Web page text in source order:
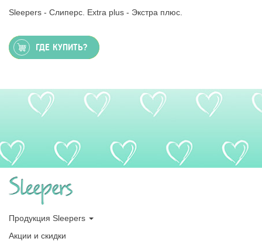
Sleepers - Слиперс. Extra plus - Экстра плюс.
ГДЕ КУПИТЬ?
Продукция Sleepers
Акции и скидки